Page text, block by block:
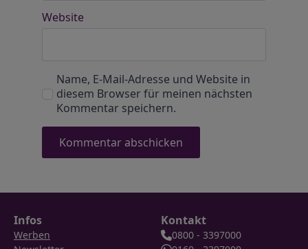
Website
Name, E-Mail-Adresse und Website in
diesem Browser für meinen nächsten
Kommentar speichern.
Infos
Werben
Kontakt
0800 - 3397000